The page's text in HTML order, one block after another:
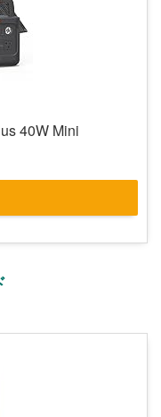
40W Mini